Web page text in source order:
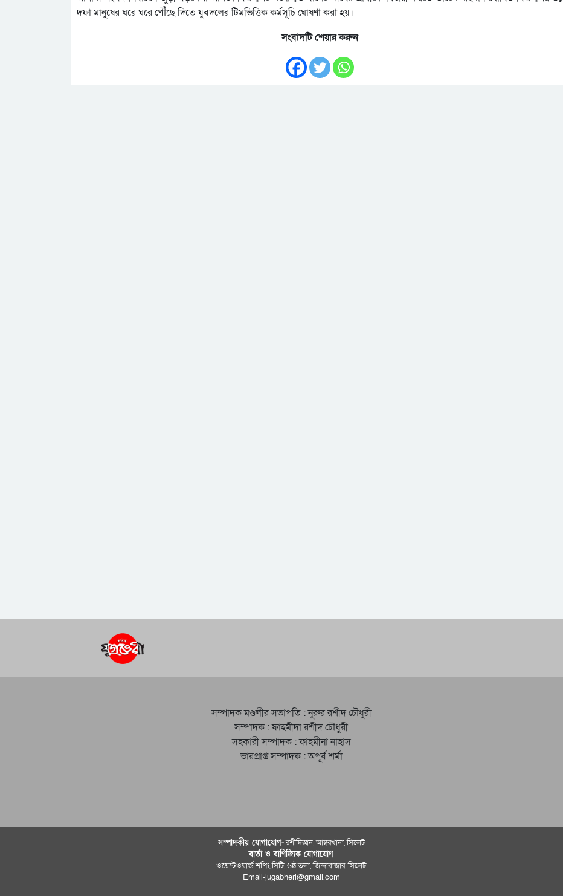
দফা মানুষের ঘরে ঘরে পৌঁছে দিতে যুবদলের টিমভিত্তিক কর্মসূচি ঘোষণা করা হয়।
সংবাদটি শেয়ার করুন
সম্পাদক মণ্ডলীর সভাপতি : নূরুর রশীদ চৌধুরী
সম্পাদক : ফাহমীদা রশীদ চৌধুরী
সহকারী সম্পাদক : ফাহমীনা নাহাস
ভারপ্রাপ্ত সম্পাদক : অপূর্ব শর্মা
সম্পাদকীয় যােগাযোগ-রশীদিস্তান, আম্বরখানা, সিলেট
বার্তা ও বাণিজ্যিক যোগাযােগ
ওয়েস্টওয়ার্ল্ড শপিং সিটি, ৬ষ্ঠ তলা, জিন্দাবাজার, সিলেট
Email-jugabheri@gmail.com